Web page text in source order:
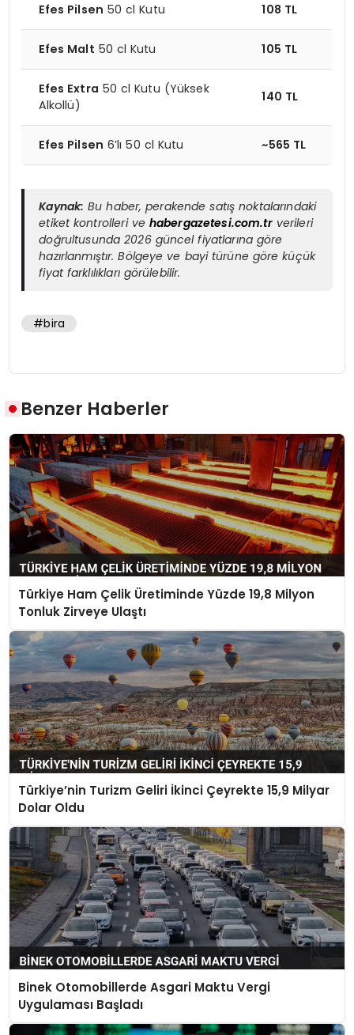
Efes Pilsen 50 cl Kutu 108 TL
Efes Malt 50 cl Kutu 105 TL
Efes Extra 50 cl Kutu (Yüksek
Alkollü)
140 TL
Efes Pilsen 6’lı 50 cl Kutu ~565 TL
Kaynak: Bu haber, perakende satış noktalarındaki
etiket kontrolleri ve habergazetesi.com.tr verileri
doğrultusunda 2026 güncel fiyatlarına göre
hazırlanmıştır. Bölgeye ve bayi türüne göre küçük
fiyat farklılıkları görülebilir.
#bira
Benzer Haberler
Türkiye Ham Çelik Üretiminde Yüzde 19,8 Milyon
Tonluk Zirveye Ulaştı
Türkiye’nin Turizm Geliri İkinci Çeyrekte 15,9 Milyar
Dolar Oldu
Binek Otomobillerde Asgari Maktu Vergi
Uygulaması Başladı